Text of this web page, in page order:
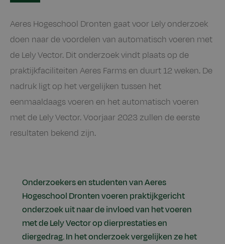
Aeres Hogeschool Dronten gaat voor Lely onderzoek
doen naar de voordelen van automatisch voeren met
de Lely Vector. Dit onderzoek vindt plaats op de
praktijkfaciliteiten Aeres Farms en duurt 12 weken. De
nadruk ligt op het vergelijken tussen het
eenmaaldaags voeren en het automatisch voeren
met de Lely Vector. Voorjaar 2023 zullen de eerste
resultaten bekend zijn.
Onderzoekers en studenten van Aeres
Hogeschool Dronten voeren praktijkgericht
onderzoek uit naar de invloed van het voeren
met de Lely Vector op dierprestaties en
diergedrag. In het onderzoek vergelijken ze het